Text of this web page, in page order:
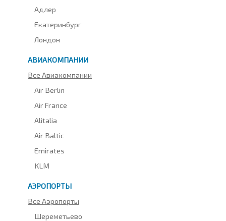
Адлер
Екатеринбург
Лондон
АВИАКОМПАНИИ
Все Авиакомпании
Air Berlin
Air France
Alitalia
Air Baltic
Emirates
KLM
АЭРОПОРТЫ
Все Аэропорты
Шереметьево